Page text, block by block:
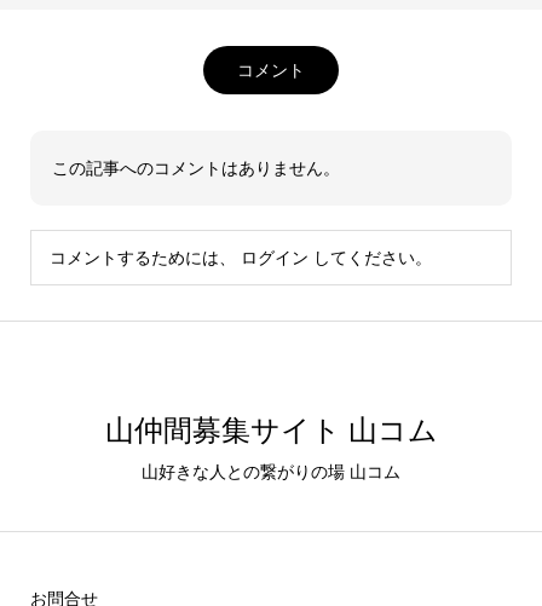
コメント
この記事へのコメントはありません。
コメントするためには、 ログイン してください。
山仲間募集サイト 山コム
山好きな人との繋がりの場 山コム
お問合せ